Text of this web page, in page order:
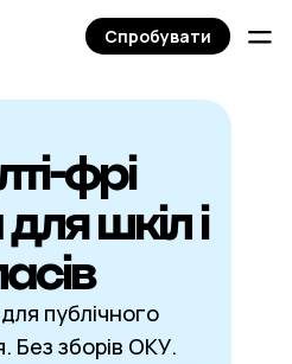
фрі
шкіл і
публічного
Без зборів ОКУ.
Спробувати